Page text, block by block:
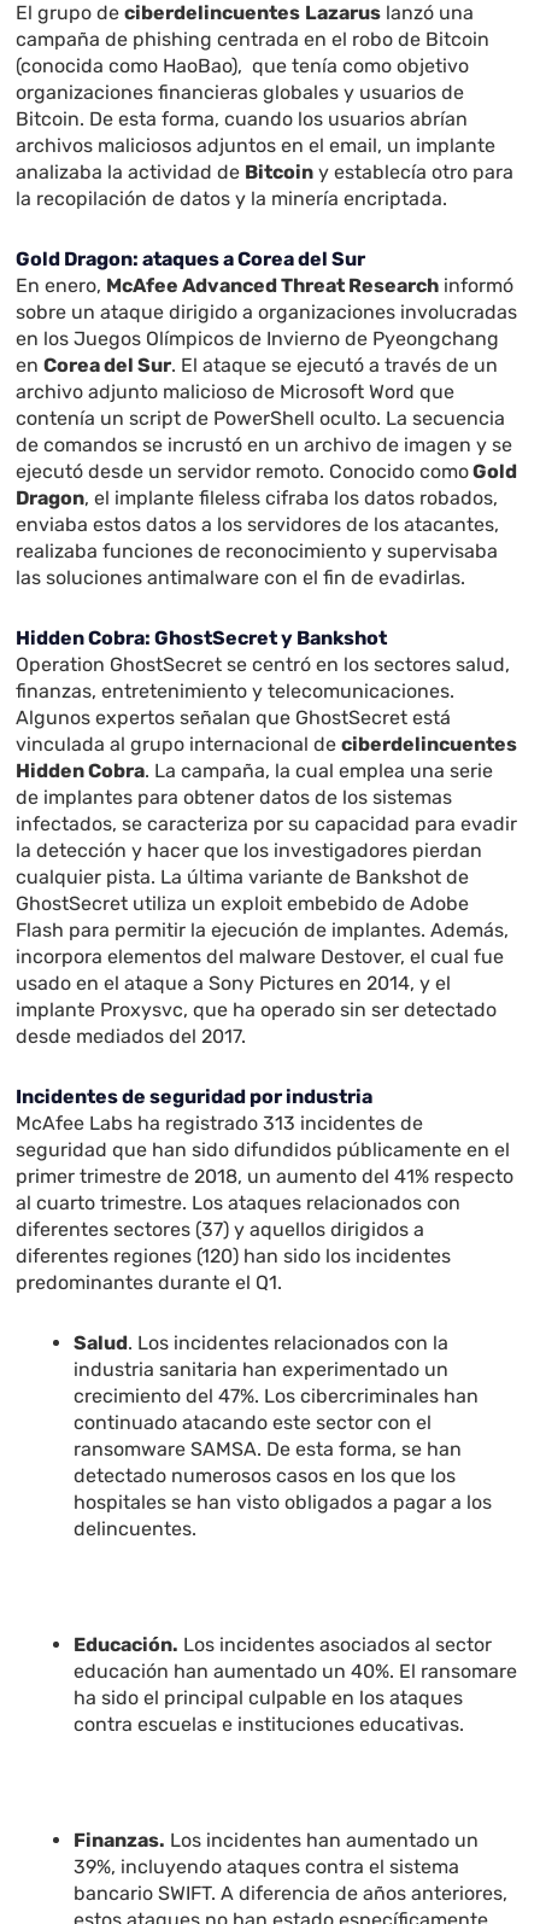
El grupo deciberdelincuentes Lazarus lanzó una
campaña de phishing centrada en el robo de Bitcoin
(conocida como HaoBao), que tenía como objetivo
organizaciones financieras globales y usuarios de
Bitcoin. De esta forma, cuando los usuarios abrían
archivos maliciosos adjuntos en el email, un implante
analizaba la actividad de Bitcoin y establecía otro para
la recopilación de datos y la minería encriptada.
Gold Dragon: ataques a Corea del Sur
En enero, McAfee Advanced Threat Research informó
sobre un ataque dirigido a organizaciones involucradas
en los Juegos Olímpicos de Invierno de Pyeongchang
enCorea del Sur. El ataque se ejecutó a través de un
archivo adjunto malicioso de Microsoft Word que
contenía un script de PowerShell oculto. La secuencia
de comandos se incrustó en un archivo de imagen y se
ejecutó desde un servidor remoto. Conocido comoGold
Dragon, el implante fileless cifraba los datos robados,
enviaba estos datos a los servidores de los atacantes,
realizaba funciones de reconocimiento y supervisaba
las soluciones antimalware con el fin de evadirlas.
Hidden Cobra: GhostSecret y Bankshot
Operation GhostSecret se centró en los sectores salud,
finanzas, entretenimiento y telecomunicaciones.
Algunos expertos señalan que GhostSecret está
vinculada al grupo internacional deciberdelincuentes
Hidden Cobra. La campaña, la cual emplea una serie
de implantes para obtener datos de los sistemas
infectados, se caracteriza por su capacidad para evadir
la detección y hacer que los investigadores pierdan
cualquier pista. La última variante de Bankshot de
GhostSecret utiliza un exploit embebido de Adobe
Flash para permitir la ejecución de implantes. Además,
incorpora elementos del malware Destover, el cual fue
usado en el ataque a Sony Pictures en 2014, y el
implante Proxysvc, que ha operado sin ser detectado
desde mediados del 2017.
Incidentes de seguridad por industria
McAfee Labs ha registrado 313 incidentes de
seguridad que han sido difundidos públicamente en el
primer trimestre de 2018, un aumento del 41% respecto
al cuarto trimestre. Los ataques relacionados con
diferentes sectores (37) y aquellos dirigidos a
diferentes regiones (120) han sido los incidentes
predominantes durante el Q1.
Salud. Los incidentes relacionados con la
industria sanitaria han experimentado un
crecimiento del 47%. Los cibercriminales han
continuado atacando este sector con el
ransomware SAMSA. De esta forma, se han
detectado numerosos casos en los que los
hospitales se han visto obligados a pagar a los
delincuentes.
Educación. Los incidentes asociados al sector
educación han aumentado un 40%. El ransomare
ha sido el principal culpable en los ataques
contra escuelas e instituciones educativas.
Finanzas. Los incidentes han aumentado un
39%, incluyendo ataques contra el sistema
bancario SWIFT. A diferencia de años anteriores,